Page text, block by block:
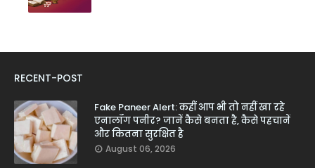
RECENT-POST
Fake Paneer Alert: कहीं आप भी तो नहीं खा रहे
एनालॉग पनीर? जानें कैसे बनता है, कैसे पहचानें
और कितना सुरक्षित है
August 06, 2026